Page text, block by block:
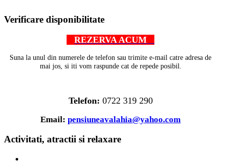
Verificare disponibilitate
REZERVA ACUM
Suna la unul din numerele de telefon sau trimite e-mail catre adresa de
mai jos, si iti vom raspunde cat de repede posibil.
Telefon: 0722 319 290
Email:pensiuneavalahia@yahoo.com
Activitati, atractii si relaxare